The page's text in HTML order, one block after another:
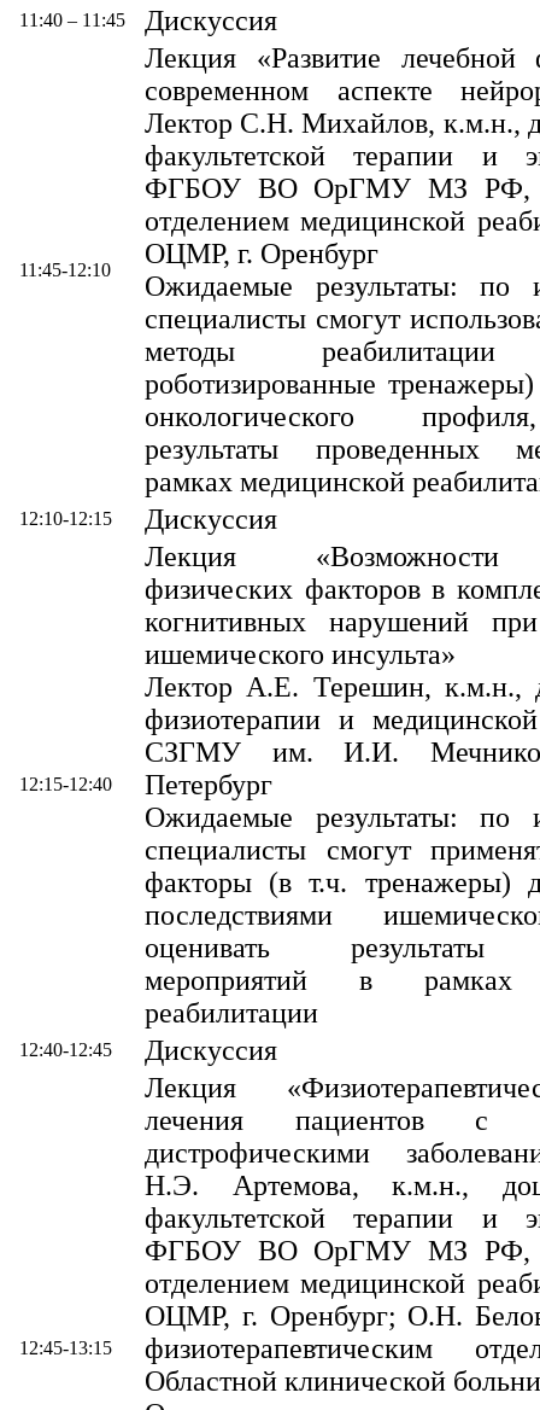
11:40 – 11:45 Дискуссия
11:45-12:10
Лекция «Развитие лечебной
современном аспекте
Лектор С.Н. Михайлов, к.м.н.,
факультетской терапии и
ФГБОУ ВО ОрГМУ МЗ РФ,
отделением медицинской
ОЦМР, г. Оренбург
Ожидаемые результаты: по
специалисты смогут
методы
роботизированные
онкологического
результаты проведенных
рамках медицинской
12:10-12:15 Дискуссия
12:15-12:40
Лекция «Возможности
физических факторов в
когнитивных нарушений при
ишемического инсульта»
Лектор А.Е. Терешин, к.м.н.,
физиотерапии и
СЗГМУ им. И.И.
Петербург
Ожидаемые результаты: по
специалисты смогут
факторы (в т.ч. тренажеры)
последствиями
оценивать результаты
мероприятий в рамках
реабилитации
12:40-12:45 Дискуссия
12:45-13:15
Лекция
лечения пациентов с
дистрофическими
Н.Э. Артемова, к.м.н.,
факультетской терапии и
ФГБОУ ВО ОрГМУ МЗ РФ,
отделением медицинской
ОЦМР, г. Оренбург; О.Н.
физиотерапевтическим
Областной клинической